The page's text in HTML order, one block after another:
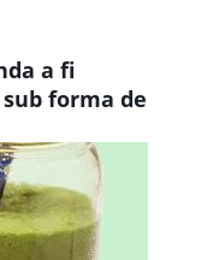
a fi
forma de